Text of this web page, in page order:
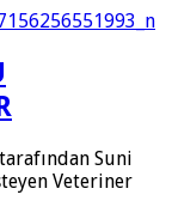
Suni
Veteriner